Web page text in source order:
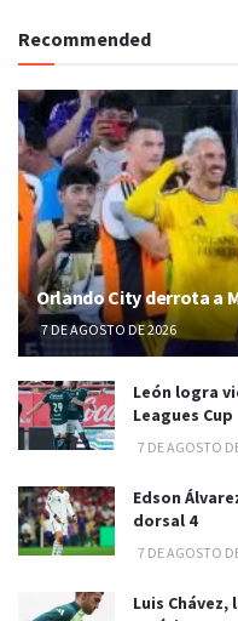
Recommended
Orlando City derrota a
7 DE AGOSTO DE 2026
León logra
Leagues Cup
7 DE AGOSTO
Edson
dorsal 4
7 DE AGOSTO
Luis